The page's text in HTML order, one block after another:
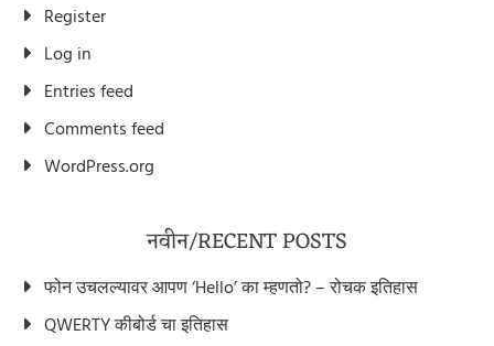
Register
Log in
Entries feed
Comments feed
WordPress.org
नवीन/RECENT POSTS
फोन उचलल्यावर आपण ‘Hello’ का म्हणतो? – रोचक इतिहास
QWERTY कीबोर्ड चा इतिहास